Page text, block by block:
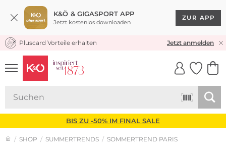
K&Ö & GIGASPORT APP
Jetzt kostenlos downloaden
ZUR APP
30 TAGE RÜCKGABERECHT
Pluscard Vorteile erhalten Jetzt anmelden
UNSERE APP
CLICK &
BIS ZU -50% IM FINAL SALE
SHOP SUMMERTRENDS SOMMERTREND PARIS